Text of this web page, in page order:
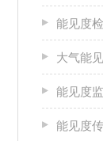
能见度
大气能
能见度
能见度